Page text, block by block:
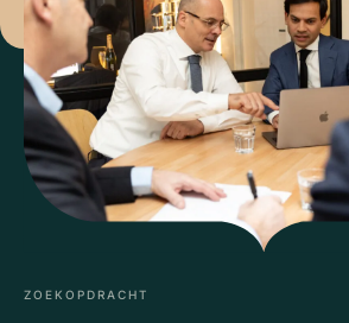
ZOEKOPDRACHT